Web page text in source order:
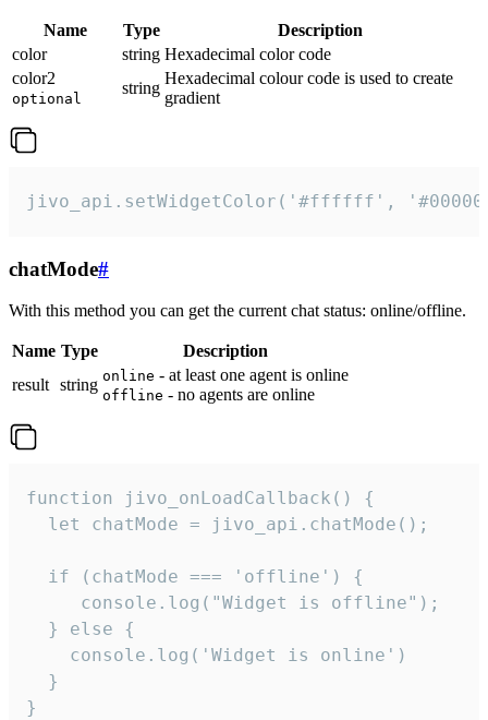
Name Type
Description
color
string Hexadecimal color code
color2
optional
string
Hexadecimal colour code is used to create
gradient
jivo_api.setWidgetColor('#ffffff',
chatMode#
With this method you can get the current chat status: online/offline.
Name Type
Description
result string online - at least one agent is online
offline - no agents are online
function jivo_onLoadCallback() {
  let chatMode = jivo_api.chatMode();
  if (chatMode === 'offline') {
     console.log("Widget is offline");
  } else {
    console.log('Widget is online')
  }
}